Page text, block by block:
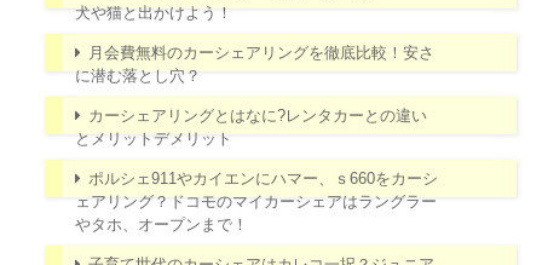
犬や猫と出かけよう！
月会費無料のカーシェアリングを徹底比較！安さ
に潜む落とし穴？
カーシェアリングとはなに?レンタカーとの違い
とメリットデメリット
ポルシェ911やカイエンにハマー、ｓ660をカーシ
ェアリング？ドコモのマイカーシェアはラングラー
やタホ、オープンまで！